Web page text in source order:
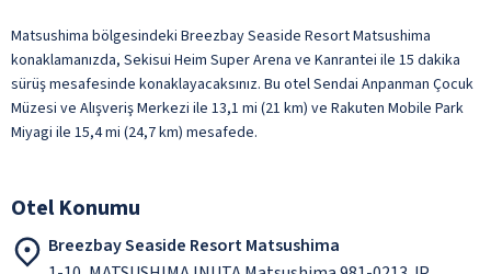
Matsushima bölgesindeki Breezbay Seaside Resort Matsushima
konaklamanızda, Sekisui Heim Super Arena ve Kanrantei ile 15 dakika
sürüş mesafesinde konaklayacaksınız. Bu otel Sendai Anpanman Çocuk
Müzesi ve Alışveriş Merkezi ile 13,1 mi (21 km) ve Rakuten Mobile Park
Miyagi ile 15,4 mi (24,7 km) mesafede.
Otel Konumu
Breezbay Seaside Resort Matsushima